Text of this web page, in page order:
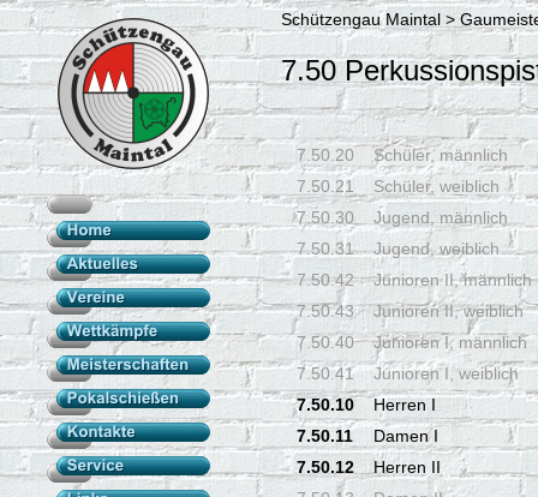
Schützengau Maintal >
7.50
7.50.20
Schüler, männlich
7.50.21
Schüler, weiblich
7.50.30
Jugend, männlich
7.50.31
Jugend, weiblich
7.50.42
Junioren II, männlich
7.50.43
Junioren II, weiblich
7.50.40
Junioren I, männlich
7.50.41
Junioren I, weiblich
7.50.10
Herren I
7.50.11
Damen I
7.50.12
Herren II